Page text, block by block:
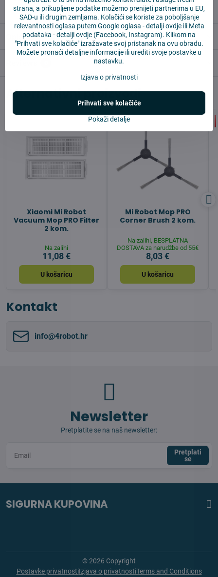
✅ 14 dana za povrat robe
Opis
Alternativni proizvodi
Xiaomi Mi Robot
Vacuum Mop PRO Filter
2 kom.
Na zalihi
11,08 €
U košaricu
Mi Robot Mop PRO
Corner Brush 2 kom.
Na zalihi, BESPLATNA
DOSTAVA za narudžbe od 55€
8,03 €
U košaricu
Kontakt
info​@4robot​.hr
Newsletter
Pretplatite se na naš newsletter:
Pretplati
se
SIGURNA KUPOVINA
©2026 Copyright
Postavke privatnostiIzjava o privatnostiTerms and Conditions
strana, a prikupljene podatke možemo prenijeti partnerima u EU,
SAD-u ili drugim zemljama. Kolačići se koriste za poboljšanje
relevantnosti oglasa putem Google oglasa -detalji ovdjeili Meta
podataka -detalji ovdje (Facebook, Instagram). Klikom na
"Prihvati sve kolačiće" izražavate svoj pristanak na ovu obradu.
Možete pronaći detaljne informacije ili urediti svoje postavke u
nastavku.
Izjava o privatnosti
Pokaži detalje
Prihvati sve kolačiće